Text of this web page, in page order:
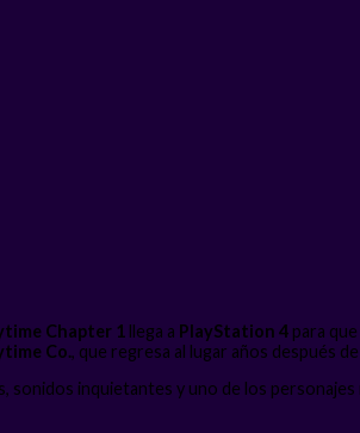
Chapter 1 llega a PlayStation 4 para
Co., que regresa al lugar años después
inquietantes y uno de los